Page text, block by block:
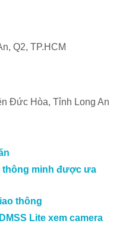
Q2, TP.HCM
Đức Hòa, Tỉnh Long An
thông minh được ưa
thông
Lite xem camera